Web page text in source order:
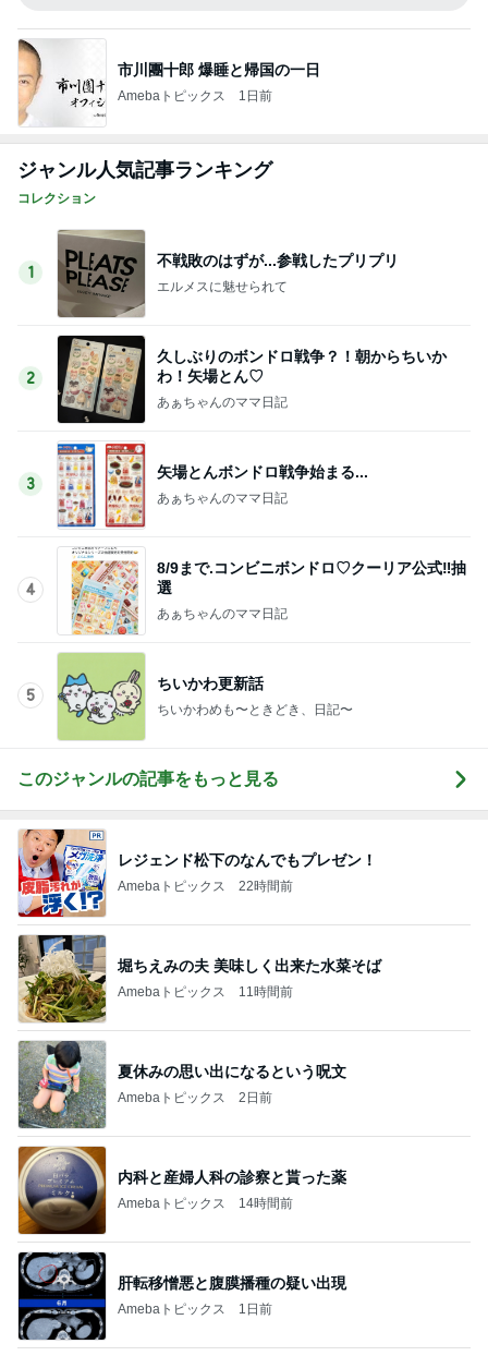
市川團十郎 爆睡と帰国の一日
Amebaトピックス 1日前
ジャンル人気記事ランキング
コレクション
1
不戦敗のはずが...参戦したプリプリ
エルメスに魅せられて
2
久しぶりのボンドロ戦争？！朝からちいか
わ！矢場とん♡
あぁちゃんのママ日記
3
矢場とんボンドロ戦争始まる...
あぁちゃんのママ日記
4
8/9まで.コンビニボンドロ♡クーリア公式‼︎抽
選
あぁちゃんのママ日記
5
ちいかわ更新話
ちいかわめも〜ときどき、日記〜
このジャンルの記事をもっと見る
レジェンド松下のなんでもプレゼン！
Amebaトピックス 22時間前
堀ちえみの夫 美味しく出来た水菜そば
Amebaトピックス 11時間前
夏休みの思い出になるという呪文
Amebaトピックス 2日前
内科と産婦人科の診察と貰った薬
Amebaトピックス 14時間前
肝転移憎悪と腹膜播種の疑い出現
Amebaトピックス 1日前